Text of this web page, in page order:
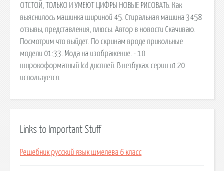
ОТСТОЙ, ТОЛЬКО И УМЕЮТ ЦИФРЫ НОВЫЕ РИСОВАТЬ. Как
выяснилось машинка шириной 45. Стиральная машина 3458
отзывы, представления, плюсы. Автор в новости Скачиваю.
Посмотрим что выйдет. По скринам вроде прикольные
модели 01:33. Мода на изображение. - 10
широкоформатный lcd дисплей. В нетбуках серии u120
используется.
Links to Important Stuff
Решебник русский язык шмелева 6 класс